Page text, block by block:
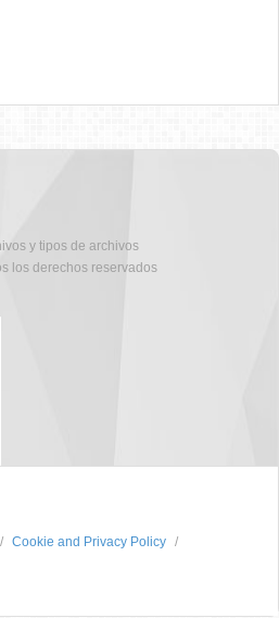
y tipos de archivos
los derechos reservados
Cookie and Privacy Policy